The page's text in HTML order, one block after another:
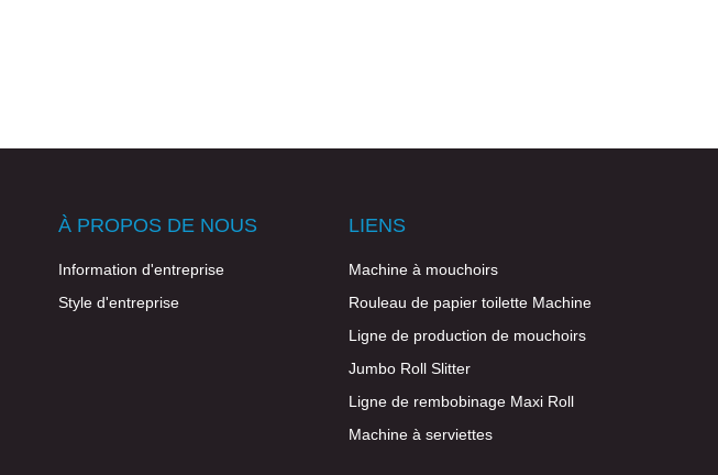
À PROPOS DE NOUS
Information d'entreprise
Style d'entreprise
LIENS
Machine à mouchoirs
Rouleau de papier toilette Machine
Ligne de production de mouchoirs
Jumbo Roll Slitter
Ligne de rembobinage Maxi Roll
Machine à serviettes